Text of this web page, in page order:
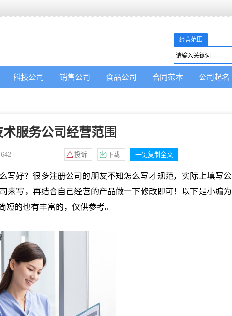
经营范围
科技公司 销售公司 食品公司 合同范本 公司起名
服务公司经营范围
642 投诉 下载 一键复制全文
写好？很多注册公司的朋友不知怎么写才规范，实际上填写公
来写，再结合自己经营的产品做一下修改即可！以下是小编为
的也有丰富的，仅供参考。